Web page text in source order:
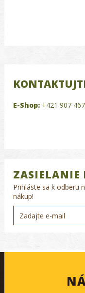
E-Shop: +421 907
Prihláste sa k odberu
nákup!